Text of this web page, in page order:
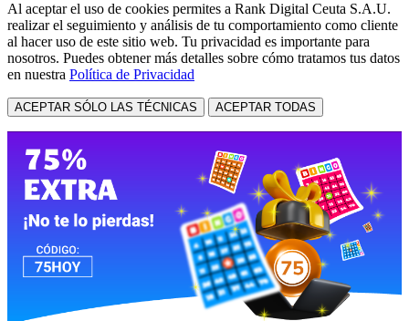
Al aceptar el uso de cookies permites a Rank Digital Ceuta S.A.U.
realizar el seguimiento y análisis de tu comportamiento como cliente
al hacer uso de este sitio web. Tu privacidad es importante para
nosotros. Puedes obtener más detalles sobre cómo tratamos tus datos
en nuestra Política de Privacidad
ACEPTAR SÓLO LAS TÉCNICAS ACEPTAR TODAS